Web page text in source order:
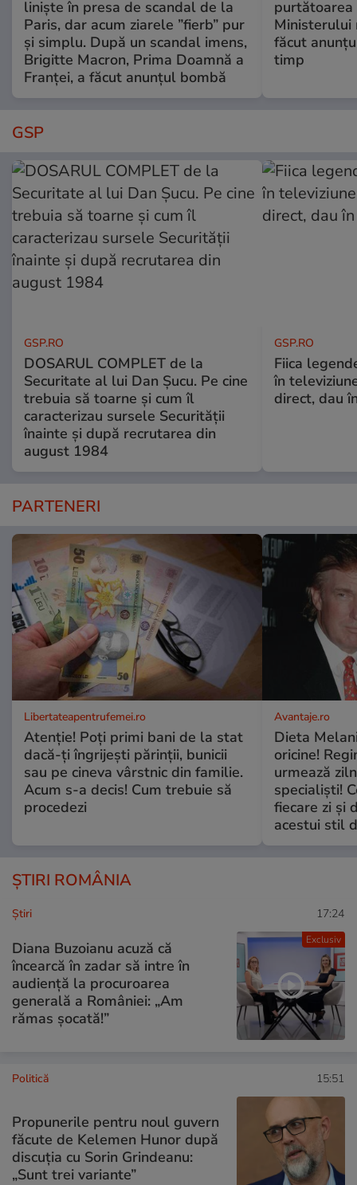
liniște în presa de scandal de la
Paris, dar acum ziarele ”fierb” pur
și simplu. După un scandal imens,
Brigitte Macron, Prima Doamnă a
Franței, a făcut anunțul bombă
purtătoarea
Ministerului
făcut
timp
GSP
GSP.RO
DOSARUL COMPLET de la
Securitate al lui Dan Șucu. Pe cine
trebuia să toarne și cum îl
caracterizau sursele Securității
înainte și după recrutarea din
august 1984
GSP.RO
Fiica
în
direct, dau
PARTENERI
Libertateapentrufemei.ro
Atenție! Poți primi bani de la stat
dacă-ți îngrijești părinții, bunicii
sau pe cineva vârstnic din familie.
Acum s-a decis! Cum trebuie să
procedezi
Avantaje.ro
Dieta
oricine!
urmează
specialiști!
fiecare zi și
acestui stil
ȘTIRI ROMÂNIA
Exclusiv
Ştiri 17:24
Diana Buzoianu acuză că
încearcă în zadar să intre în
audiență la procuroarea
generală a României: „Am
rămas șocată!”
Politică 15:51
Propunerile pentru noul guvern
făcute de Kelemen Hunor după
discuția cu Sorin Grindeanu:
„Sunt trei variante”